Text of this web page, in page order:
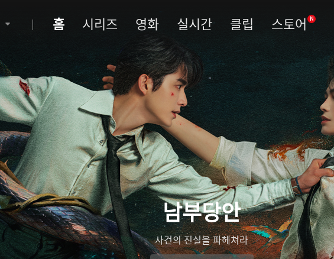
홈 시리즈 영화 실시간 클립 스토어 N
남부당안
사건의 진실을 파헤쳐라